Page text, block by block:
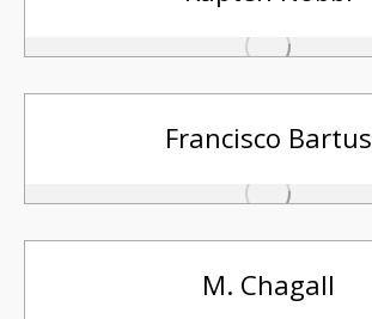
Francisco Bartus
M. Chagall